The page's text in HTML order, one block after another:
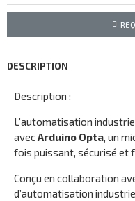
DESCRIPTION
Description :
L’automatisation
avecArduino Opta, un
fois puissant, sécurisé et
Conçu en collaboration
d’automatisation